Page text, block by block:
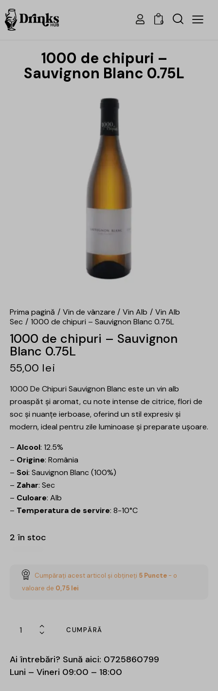
0
1000 de chipuri –
Sauvignon Blanc 0.75L
Prima pagină Vin de vânzare Vin Alb
Vin Alb
Sec
1000 de chipuri – Sauvignon Blanc 0.75L
1000 de chipuri – Sauvignon
Blanc 0.75L
55,00 lei
1000 De Chipuri Sauvignon Blanc este un vin alb
proaspăt și aromat, cu note intense de citrice, flori de
soc și nuanțe ierboase, oferind un stil expresiv și
modern, ideal pentru zile luminoase și preparate ușoare.
– Alcool: 12.5%
– Origine: România
– Soi: Sauvignon Blanc (100%)
– Zahar: Sec
– Culoare: Alb
– Temperatura de servire: 8-10°C
2 în stoc
Cumpărați acest articol și obțineți 5 Puncte - o
valoare de 0,75 lei
CUMPĂRĂ
Ai întrebări? Sună aici: 0725860799
Luni – Vineri 09:00 – 18:00